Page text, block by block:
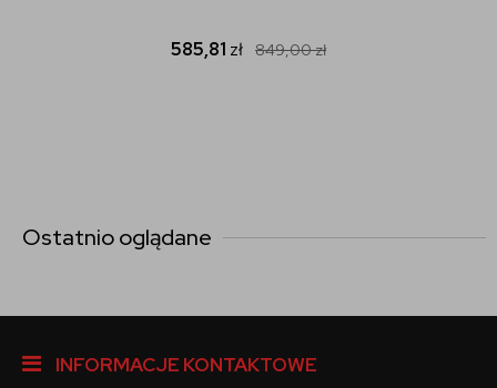
585,81 zł 849,00zł
Ostatnio oglądane
INFORMACJE KONTAKTOWE